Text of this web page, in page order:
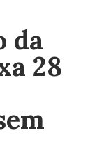
da
28